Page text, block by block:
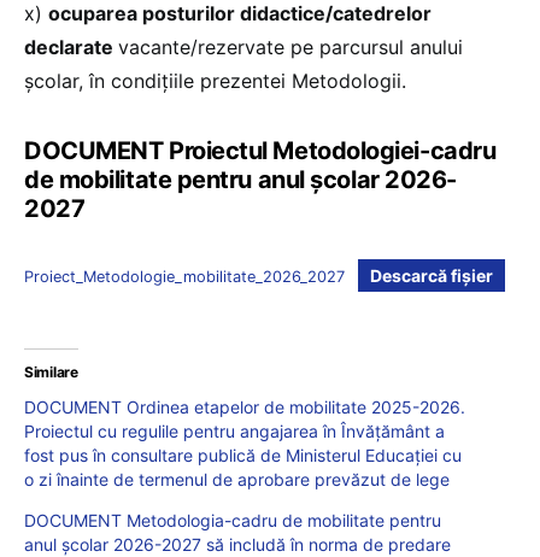
x) ocuparea posturilor didactice/catedrelor
declarate vacante/rezervate pe parcursul anului
şcolar, în condițiile prezentei Metodologii.
DOCUMENT Proiectul Metodologiei-cadru
de mobilitate pentru anul școlar 2026-
2027
Proiect_Metodologie_mobilitate_2026_2027 Descarcă fișier
Similare
DOCUMENT Ordinea etapelor de mobilitate 2025-2026.
Proiectul cu regulile pentru angajarea în Învățământ a
fost pus în consultare publică de Ministerul Educației cu
o zi înainte de termenul de aprobare prevăzut de lege
DOCUMENT Metodologia-cadru de mobilitate pentru
anul școlar 2026-2027 să includă în norma de predare